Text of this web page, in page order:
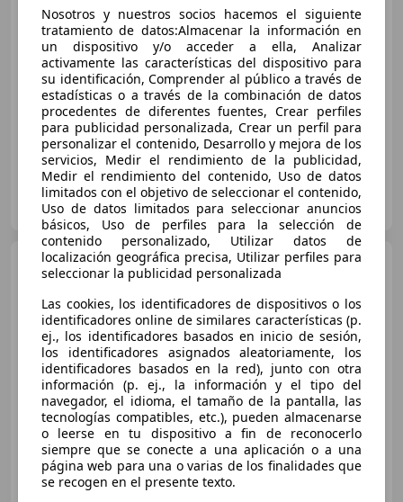
€ 12.181
Súperoferta
10/2022 31.276 km Diésel 81 kW (110 CV)
AUTOHERO MÁLAGA
ES-29001 MÁLAGA
Citroen C3 Aircross1.5
Blue-HDi Shine
€ 11.272
Súperoferta
06/2022 59.538 km Diésel 81 kW (110 CV)
AUTOHERO MÁLAGA
Nosotros y nuestros socios hacemos el siguiente
tratamiento de datos:Almacenar la información en
un dispositivo y/o acceder a ella, Analizar
activamente las características del dispositivo para
su identificación, Comprender al público a través de
estadísticas o a través de la combinación de datos
procedentes de diferentes fuentes, Crear perfiles
para publicidad personalizada, Crear un perfil para
personalizar el contenido, Desarrollo y mejora de los
servicios, Medir el rendimiento de la publicidad,
Medir el rendimiento del contenido, Uso de datos
limitados con el objetivo de seleccionar el contenido,
Uso de datos limitados para seleccionar anuncios
básicos, Uso de perfiles para la selección de
contenido personalizado, Utilizar datos de
localización geográfica precisa, Utilizar perfiles para
seleccionar la publicidad personalizada
Las cookies, los identificadores de dispositivos o los
identificadores online de similares características (p.
ej., los identificadores basados en inicio de sesión,
los identificadores asignados aleatoriamente, los
identificadores basados en la red), junto con otra
información (p. ej., la información y el tipo del
navegador, el idioma, el tamaño de la pantalla, las
tecnologías compatibles, etc.), pueden almacenarse
o leerse en tu dispositivo a fin de reconocerlo
siempre que se conecte a una aplicación o a una
página web para una o varias de los finalidades que
se recogen en el presente texto.